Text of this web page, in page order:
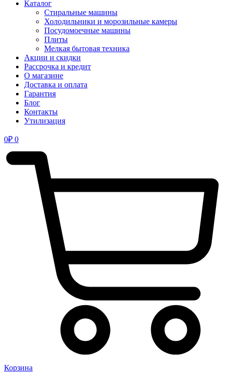
Каталог
Стиральные машины
Холодильники и морозильные камеры
Посудомоечные машины
Плиты
Мелкая бытовая техника
Акции и скидки
Рассрочка и кредит
О магазине
Доставка и оплата
Гарантия
Блог
Контакты
Утилизация
0₽ 0
Корзина